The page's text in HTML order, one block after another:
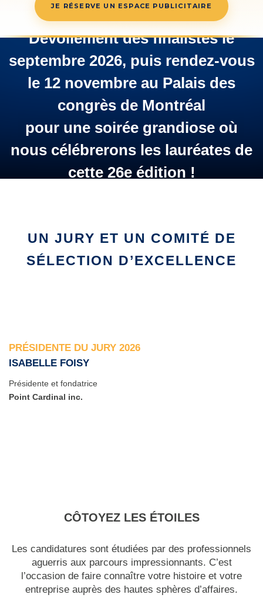
JE RÉSERVE UN ESPACE PUBLICITAIRE
Dévoilement des finalistes le
septembre 2026, puis rendez-vous
le 12 novembre au Palais des
congrès de Montréal
pour une soirée grandiose où
nous célébrerons les lauréates de
cette 26e édition !
UN JURY ET UN COMITÉ DE
SÉLECTION D’EXCELLENCE
PRÉSIDENTE DU JURY 2026
ISABELLE FOISY
Présidente et fondatrice
Point Cardinal inc.
CÔTOYEZ LES ÉTOILES
Les candidatures sont étudiées par des professionnels
aguerris aux parcours impressionnants. C’est
l’occasion de faire connaître votre histoire et votre
entreprise auprès des hautes sphères d’affaires.